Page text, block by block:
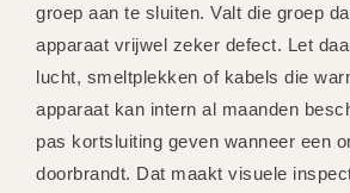
groep aan te sluiten. Valt die groep
apparaat vrijwel zeker defect. Let
lucht, smeltplekken of kabels die
apparaat kan intern al maanden
pas kortsluiting geven wanneer een
doorbrandt. Dat maakt visuele